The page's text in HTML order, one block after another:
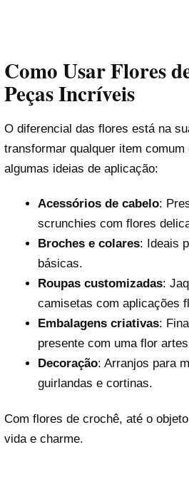
Como Usar Flores
Peças Incríveis
O diferencial das flores está na
transformar qualquer item
algumas ideias de aplicação:
Acessórios de cabelo:
scrunchies com flores
Broches e colares: Ideais
básicas.
Roupas customizadas:
camisetas com aplicações
Embalagens criativas:
presente com uma flor
Decoração: Arranjos para
guirlandas e cortinas.
Com flores de crochê, até o
vida e charme.